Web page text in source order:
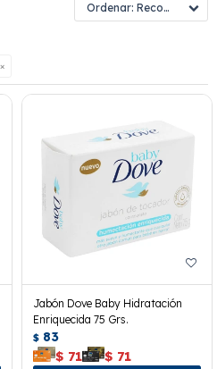
Recomendados
Jabón Dove Baby Hidratación
Enriquecida 75 Grs.
$ 83
$ 71 $ 71